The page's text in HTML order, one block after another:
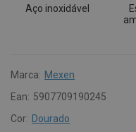
Aço inoxidável
Marca: Mexen
Ean: 5907709190245
Cor: Dourado